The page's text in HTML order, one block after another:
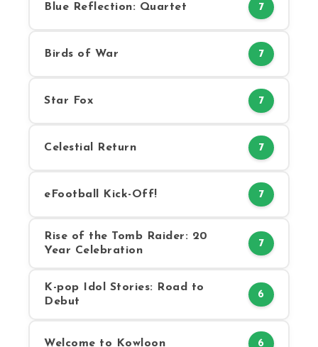
Blue Reflection: Quartet 7
Birds of War 7
Star Fox 7
Celestial Return 7
eFootball Kick-Off! 7
Rise of the Tomb Raider: 20
Year Celebration
7
K-pop Idol Stories: Road to
Debut
6
Welcome to Kowloon 6